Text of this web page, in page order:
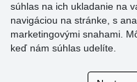
súhlas na ich ukladanie na
navigáciou na stránke, s
marketingovými snahami.
keď nám súhlas udelíte.